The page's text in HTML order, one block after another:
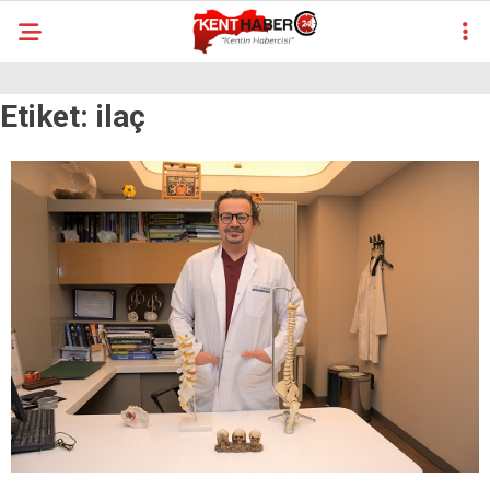
ERZINCAN
GÜNCEL
ASAYIŞ
EKONOMI
SIYASET
EĞITIM
YAŞAM
Etiket: ilaç
Reklamı Geç